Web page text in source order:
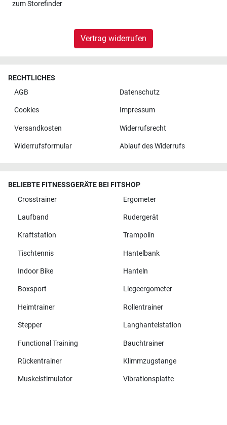
zumStorefinder
Vertrag widerrufen
RECHTLICHES
AGB
Datenschutz
Cookies Impressum
Versandkosten Widerrufsrecht
Widerrufsformular Ablauf des Widerrufs
BELIEBTE FITNESSGERÄTE BEI FITSHOP
Crosstrainer
Ergometer
Laufband Rudergerät
Kraftstation Trampolin
Tischtennis Hantelbank
Indoor Bike Hanteln
Boxsport Liegeergometer
Heimtrainer Rollentrainer
Stepper Langhantelstation
Functional Training Bauchtrainer
Rückentrainer Klimmzugstange
Muskelstimulator Vibrationsplatte